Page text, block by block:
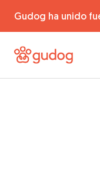
Gudog ha unido